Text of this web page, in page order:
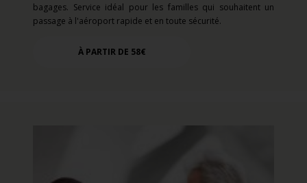
bagages. Service idéal pour les familles qui souhaitent un
passage à l'aéroport rapide et en toute sécurité.
À PARTIR DE 58€